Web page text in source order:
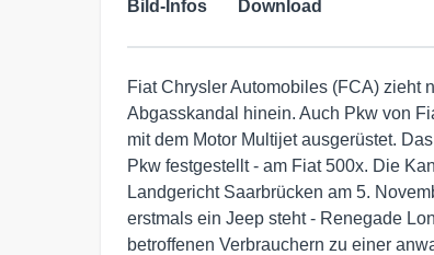
Bild-Infos Download
Fiat Chrysler Automobiles (FCA) zieht
Abgasskandal hinein. Auch Pkw von
mit dem Motor Multijet ausgerüstet.
Pkw festgestellt - am Fiat 500x. Die
Landgericht Saarbrücken am 5.
erstmals ein Jeep steht - Renegade
betroffenen Verbrauchern zu einer